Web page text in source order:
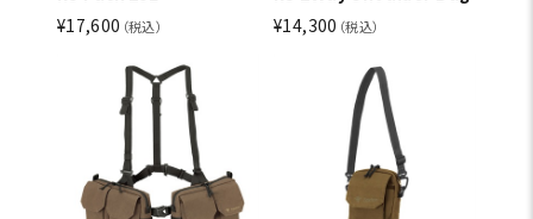
¥17,600 （税込）
¥14,300 （税込）